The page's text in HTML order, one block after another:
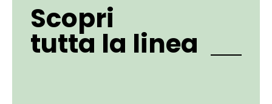
Scopri
tutta la linea